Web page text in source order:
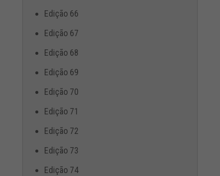
Edição 66
Edição 67
Edição 68
Edição 69
Edição 70
Edição 71
Edição 72
Edição 73
Edição 74